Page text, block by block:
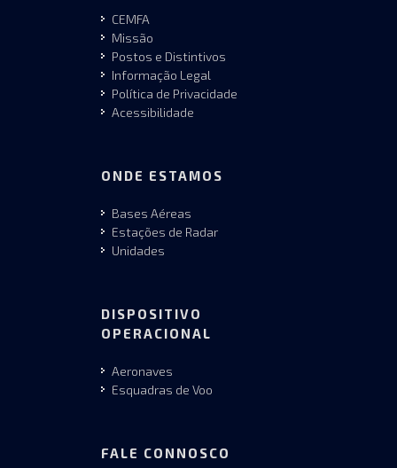
CEMFA
Missão
Postos e Distintivos
Informação Legal
Política de Privacidade
Acessibilidade
ONDE ESTAMOS
Bases Aéreas
Estações de Radar
Unidades
DISPOSITIVO
OPERACIONAL
Aeronaves
Esquadras de Voo
FALE CONNOSCO